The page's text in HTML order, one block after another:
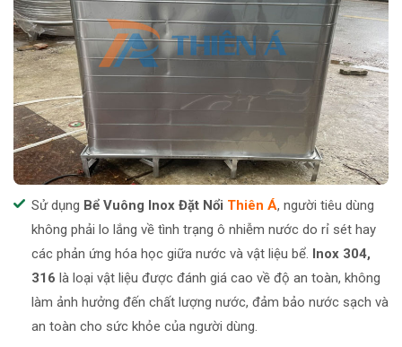
Sử dụng Bể Vuông Inox Đặt Nổi Thiên Á, người tiêu dùng
không phải lo lắng về tình trạng ô nhiễm nước do rỉ sét hay
các phản ứng hóa học giữa nước và vật liệu bể. Inox 304,
316 là loại vật liệu được đánh giá cao về độ an toàn, không
làm ảnh hưởng đến chất lượng nước, đảm bảo nước sạch và
an toàn cho sức khỏe của người dùng.